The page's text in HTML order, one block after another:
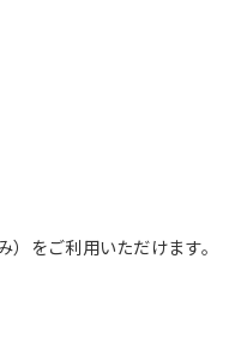
をご利用いただけます。